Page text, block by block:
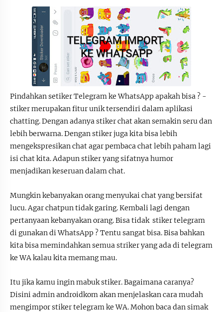
Pindahkan setiker Telegram ke WhatsApp apakah bisa ? -
stiker merupakan fitur unik tersendiri dalam aplikasi
chatting. Dengan adanya stiker chat akan semakin seru dan
lebih berwarna. Dengan stiker juga kita bisa lebih
mengekspresikan chat agar pembaca chat lebih paham lagi
isi chat kita. Adapun stiker yang sifatnya humor
menjadikan keseruan dalam chat.
Mungkin kebanyakan orang menyukai chat yang bersifat
lucu. Agar chatpun tidak garing. Kembali lagi dengan
pertanyaan kebanyakan orang. Bisa tidak stiker telegram
di gunakan di WhatsApp ? Tentu sangat bisa. Bisa bahkan
kita bisa memindahkan semua striker yang ada di telegram
ke WA kalau kita memang mau.
Itu jika kamu ingin mabuk stiker. Bagaimana caranya?
Disini admin androidkom akan menjelaskan cara mudah
mengimpor stiker telegram ke WA. Mohon baca dan simak